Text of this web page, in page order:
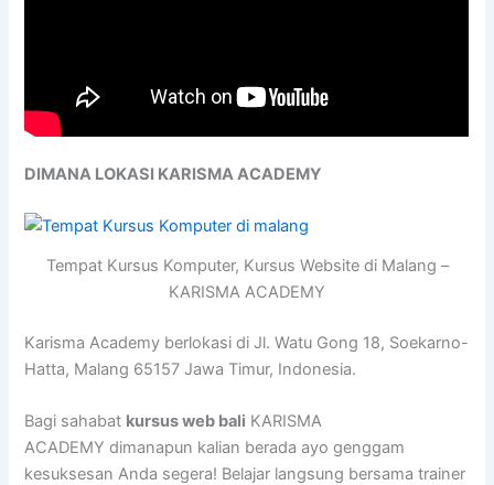
DIMANA LOKASI KARISMA ACADEMY
Tempat Kursus Komputer, Kursus Website di Malang –
KARISMA ACADEMY
Karisma Academy berlokasi di Jl. Watu Gong 18, Soekarno-
Hatta, Malang 65157 Jawa Timur, Indonesia.
Bagi sahabat kursus web bali KARISMA
ACADEMY dimanapun kalian berada ayo genggam
kesuksesan Anda segera! Belajar langsung bersama trainer